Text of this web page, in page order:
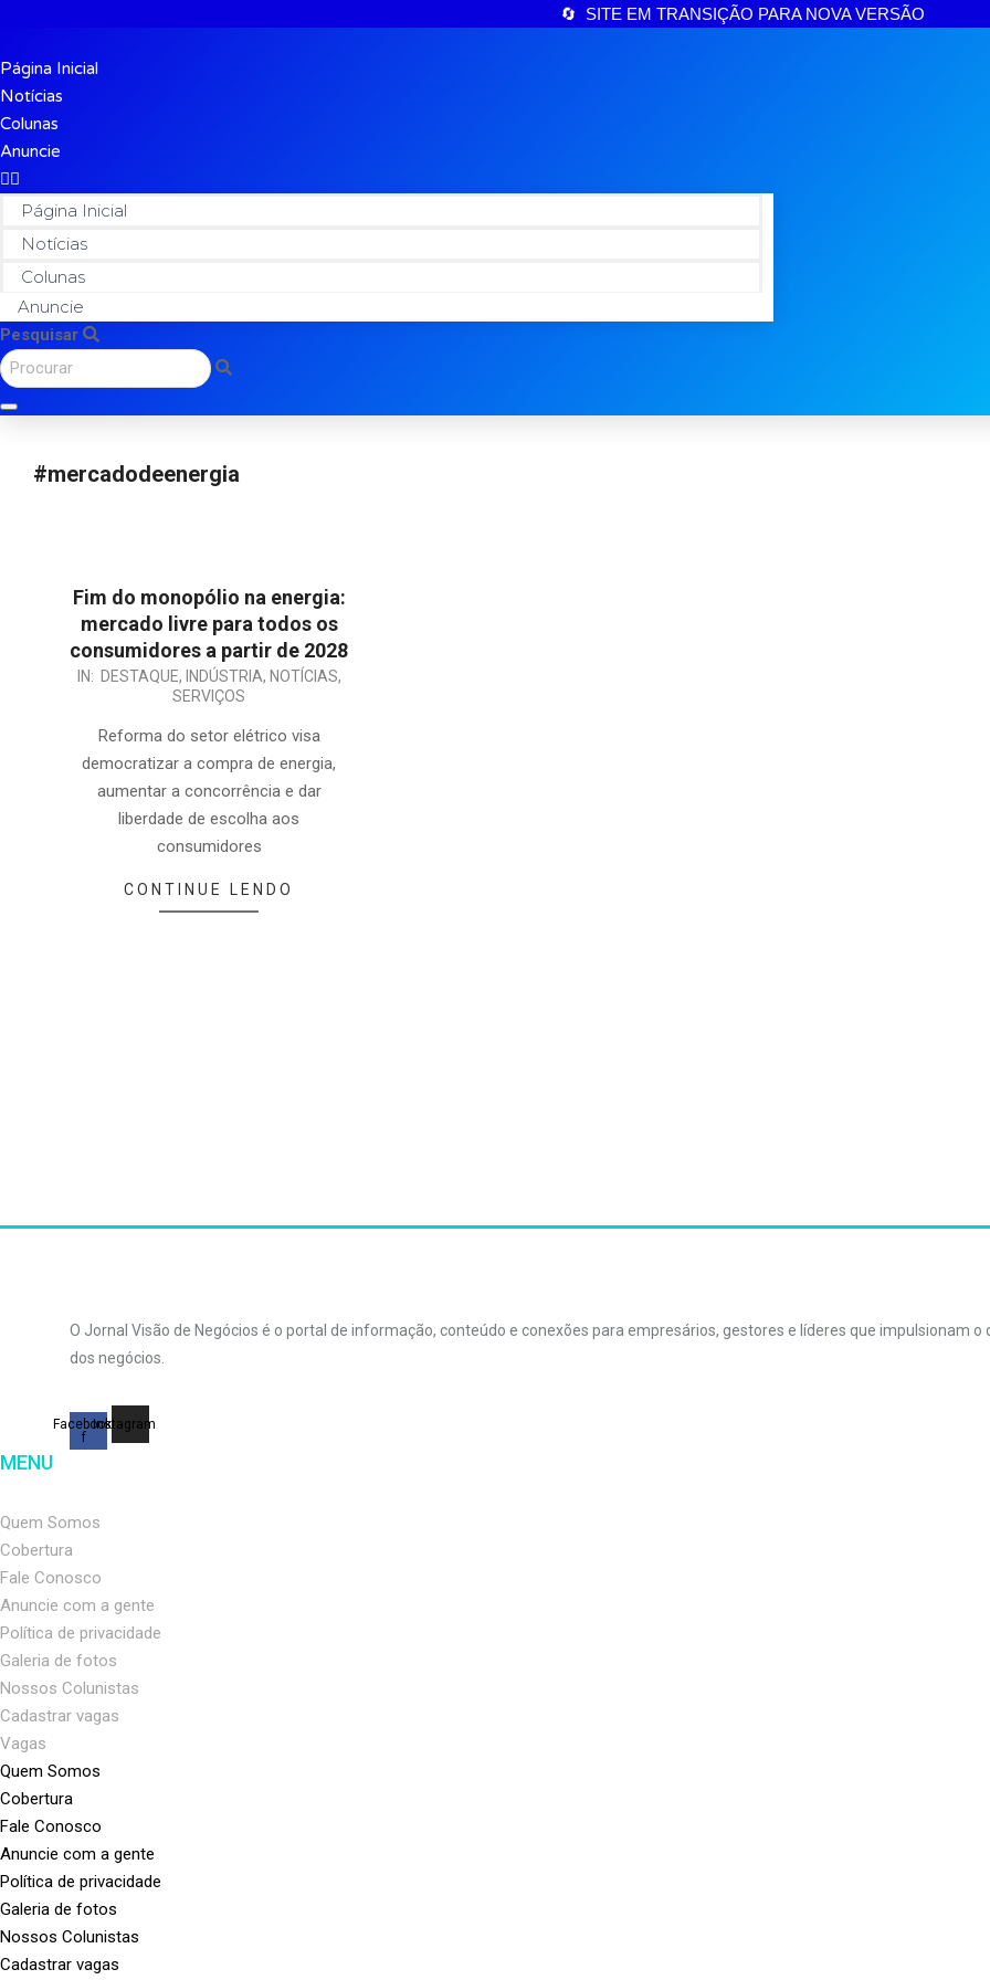
🔄 SITE EM TRANSIÇÃO PARA NOVA VERSÃO
Página Inicial
Notícias
Colunas
Anuncie
Página Inicial
Notícias
Colunas
Anuncie
Pesquisar
#mercadodeenergia
Fim do monopólio na energia:
mercado livre para todos os
consumidores a partir de 2028
2025-
IN: DESTAQUE, INDÚSTRIA, NOTÍCIAS,
SERVIÇOS
Reforma do setor elétrico visa
democratizar a compra de energia,
aumentar a concorrência e dar
liberdade de escolha aos
consumidores
CONTINUE LENDO
O Jornal Visão de Negócios é o portal de informação, conteúdo e conexões para empresários, gestores e líderes que impulsionam o
dos negócios.
Facebook-
f
Instagram
MENU
Quem Somos
Cobertura
Fale Conosco
Anuncie com a gente
Política de privacidade
Galeria de fotos
Nossos Colunistas
Cadastrar vagas
Vagas
Quem Somos
Cobertura
Fale Conosco
Anuncie com a gente
Política de privacidade
Galeria de fotos
Nossos Colunistas
Cadastrar vagas